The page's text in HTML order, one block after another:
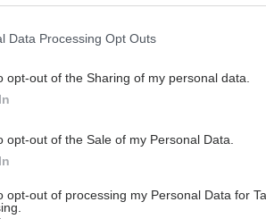
Data Processing Opt Outs
opt-out of the Sharing of my personal data.
opt-out of the Sale of my Personal Data.
opt-out of processing my Personal Data for
περιστατικά:2106252770 Link